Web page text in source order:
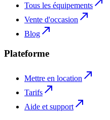
Tous les équipements
Vente d'occasion
Blog
Plateforme
Mettre en location
Tarifs
Aide et support